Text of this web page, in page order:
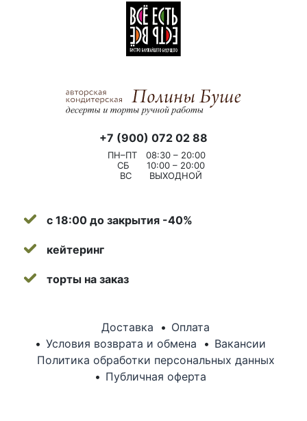
+7 (900) 072 02 88
ПН–ПТ
08:30 – 20:00
СБ
10:00 – 20:00
ВС
ВЫХОДНОЙ
с 18:00 до закрытия -40%
кейтеринг
торты на заказ
Доставка
Оплата
Условия возврата и обмена
Вакансии
Политика обработки персональных данных
Публичная оферта